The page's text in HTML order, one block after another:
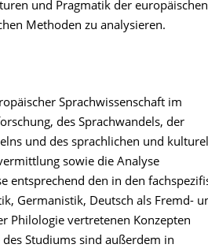
und Pragmatik der europäischen
Methoden zu analysieren.
Sprachwissenschaft im
des Sprachwandels, der
und des sprachlichen und
sowie die Analyse
entsprechend den in den
Germanistik, Deutsch als Fremd-
Philologie vertretenen Konzepten
Studiums sind außerdem in